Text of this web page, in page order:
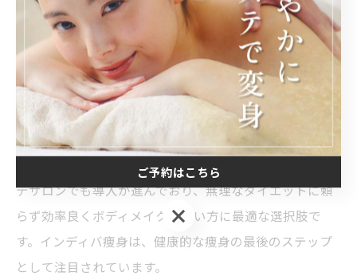
パの流れが改善され、老廃物の排出が促されるため、む
くみの軽減や代謝アップに効果的です。さらに、皮膚の
内部から温まることで、コラーゲン生成が促され、肌の
引き締めやハリの向上も期待できます。実際にインディ
バ痩身を体験した多くの利用者が、部分的なサイズダウ
ンや肌質改善を実感しており、健康的に理想のボディラ
インを目指せる施術として高い評価を得ています。エス
テサロンでも導入が進んでおり、無理なダイエットに頼
らず効率良くボディメイクしたい方に最適な選択肢で
す。インディバ痩身は、健康的な痩身の最後のステップ
として注目されています。
ご予約はこちら
ご予約はこちら